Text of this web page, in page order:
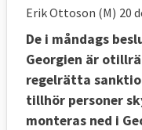
Erik Ottoson (M) 20
De i måndags
Georgien är
regelrätta
tillhör personer
monteras ned i